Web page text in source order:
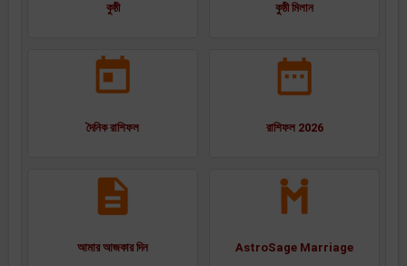
কুষ্ঠী কুষ্ঠী মিলান
দৈনিক রাশিফল রাশিফল 2026
আমার আজকার দিন AstroSage Marriage